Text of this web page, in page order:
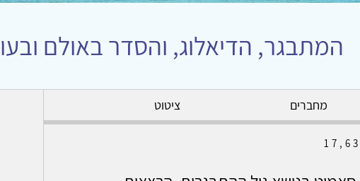
המתבגר, הדיאלוג, והסדר באולם
מחברים ציטוט